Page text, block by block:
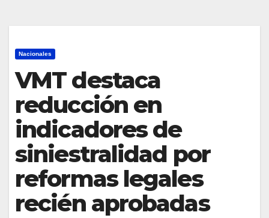
Nacionales
VMT destaca
reducción en
indicadores de
siniestralidad por
reformas legales
recién aprobadas